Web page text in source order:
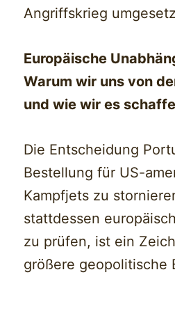
Angriffskrieg
Europäische
Warum wir uns von
und wie wir es
Die Entscheidung
Bestellung für US-
Kampfjets zu
stattdessen
zu prüfen, ist ein
größere geopolitische